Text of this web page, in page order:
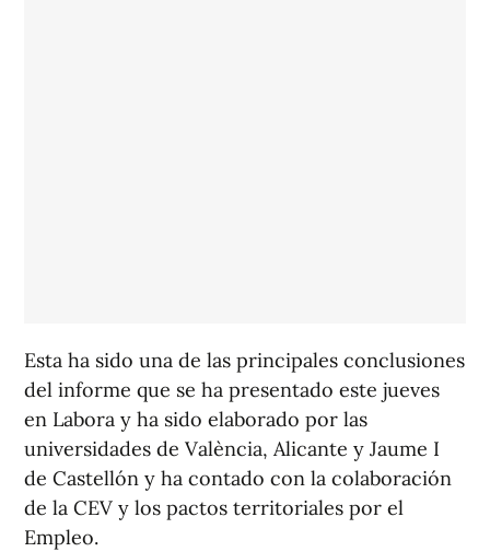
Esta ha sido una de las principales conclusiones
del informe que se ha presentado este jueves
en Labora y ha sido elaborado por las
universidades de València, Alicante y Jaume I
de Castellón y ha contado con la colaboración
de la CEV y los pactos territoriales por el
Empleo.